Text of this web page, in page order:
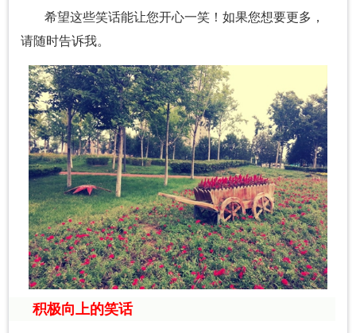
希望这些笑话能让您开心一笑！如果您想要更多，
请随时告诉我。
积极向上的笑话